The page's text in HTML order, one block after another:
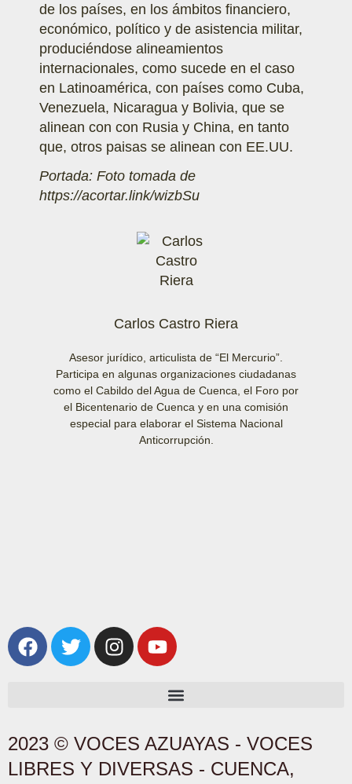
de los países, en los ámbitos financiero,
económico, político y de asistencia militar,
produciéndose alineamientos
internacionales, como sucede en el caso
en Latinoamérica, con países como Cuba,
Venezuela, Nicaragua y Bolivia, que se
alinean con con Rusia y China, en tanto
que, otros paisas se alinean con EE.UU.
Portada: Foto tomada de
https://acortar.link/wizbSu
Carlos Castro Riera
Asesor jurídico, articulista de “El Mercurio”.
Participa en algunas organizaciones ciudadanas
como el Cabildo del Agua de Cuenca, el Foro por
el Bicentenario de Cuenca y en una comisión
especial para elaborar el Sistema Nacional
Anticorrupción.
2023 © VOCES AZUAYAS - VOCES
LIBRES Y DIVERSAS - CUENCA,